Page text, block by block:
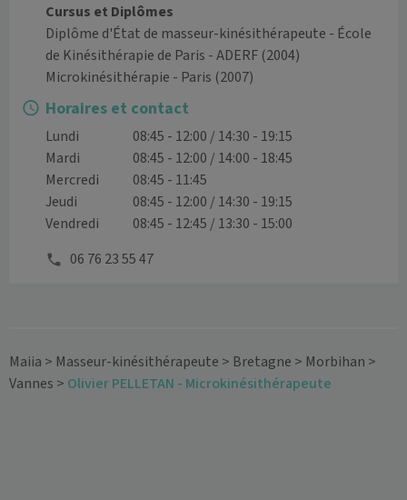
Cursus et Diplômes
Diplôme d'État de masseur-kinésithérapeute - École
de Kinésithérapie de Paris - ADERF (2004)
Microkinésithérapie - Paris (2007)
Horaires et contact
Lundi
08:45 - 12:00 / 14:30 - 19:15
Mardi
08:45 - 12:00 / 14:00 - 18:45
Mercredi
08:45 - 11:45
Jeudi
08:45 - 12:00 / 14:30 - 19:15
Vendredi
08:45 - 12:45 / 13:30 - 15:00
06 76 23 55 47
Maiia > Masseur-kinésithérapeute > Bretagne > Morbihan >
Vannes > Olivier PELLETAN - Microkinésithérapeute